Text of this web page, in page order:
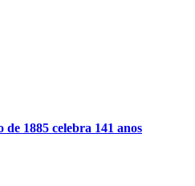
de 1885 celebra 141 anos